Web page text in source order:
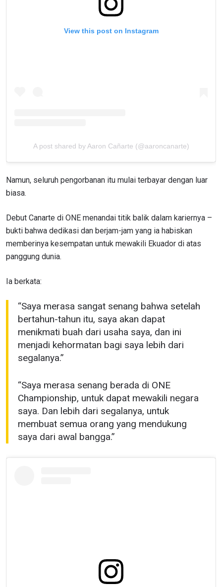
View this post on Instagram
A post shared by Aaron Cañarte (@aaroncanarte)
Namun, seluruh pengorbanan itu mulai terbayar dengan luar
biasa.
Debut Canarte di ONE menandai titik balik dalam kariernya –
bukti bahwa dedikasi dan berjam-jam yang ia habiskan
memberinya kesempatan untuk mewakili Ekuador di atas
panggung dunia.
Ia berkata:
“Saya merasa sangat senang bahwa setelah
bertahun-tahun itu, saya akan dapat
menikmati buah dari usaha saya, dan ini
menjadi kehormatan bagi saya lebih dari
segalanya.”
“Saya merasa senang berada di ONE
Championship, untuk dapat mewakili negara
saya. Dan lebih dari segalanya, untuk
membuat semua orang yang mendukung
saya dari awal bangga.”
LIHAT SOROTAN TERBAIK